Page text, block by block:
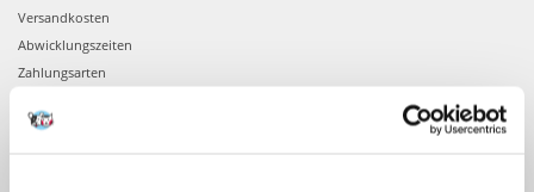
Versandkosten
Abwicklungszeiten
Zahlungsarten
App Fera